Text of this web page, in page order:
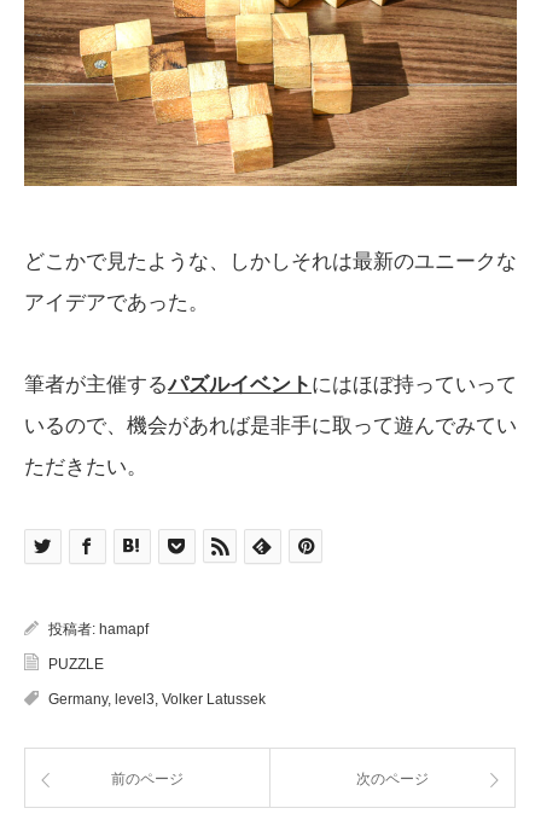
どこかで見たような、しかしそれは最新のユニークな
アイデアであった。
筆者が主催するパズルイベント にはほぼ持っていって
いるので、機会があれば是非手に取って遊んでみてい
ただきたい。
投稿者: hamapf
PUZZLE
Germany, level3, Volker Latussek
前のページ 次のページ